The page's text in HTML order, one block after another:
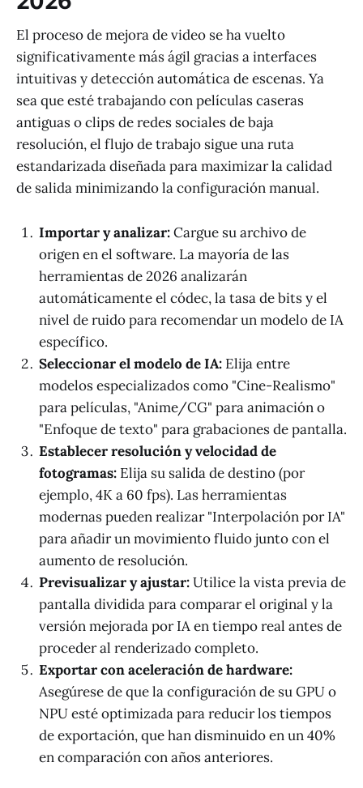
El proceso de mejora de video se ha vuelto
significativamente más ágil gracias a interfaces
intuitivas y detección automática de escenas. Ya
sea que esté trabajando con películas caseras
antiguas o clips de redes sociales de baja
resolución, el flujo de trabajo sigue una ruta
estandarizada diseñada para maximizar la calidad
de salida minimizando la configuración manual.
Importar y analizar:Cargue su archivo de
origen en el software. La mayoría de las
herramientas de 2026 analizarán
automáticamente el códec, la tasa de bits y el
nivel de ruido para recomendar un modelo de IA
específico.
Seleccionar el modelo de IA: Elija entre
modelos especializados como "Cine-Realismo"
para películas, "Anime/CG" para animación o
"Enfoque de texto" para grabaciones de pantalla.
Establecer resolución y velocidad de
fotogramas: Elija su salida de destino (por
ejemplo, 4K a 60 fps). Las herramientas
modernas pueden realizar "Interpolación por IA"
para añadir un movimiento fluido junto con el
aumento de resolución.
Previsualizar y ajustar:Utilice la vista previa de
pantalla dividida para comparar el original y la
versión mejorada por IA en tiempo real antes de
proceder al renderizado completo.
Exportar con aceleración de hardware:
Asegúrese de que la configuración de su GPU o
NPU esté optimizada para reducir los tiempos
de exportación, que han disminuido en un 40%
en comparación con años anteriores.